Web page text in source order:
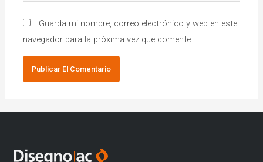
Guarda mi nombre, correo electrónico y web en este
navegador para la próxima vez que comente.